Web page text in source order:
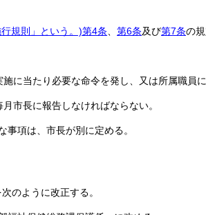
規則」という。)第4条 第6条及び第7条の
に当たり必要な命令を発し、又は所属職員
市長に報告しなければならない。
項は、市長が別に定める。
のように改正する。